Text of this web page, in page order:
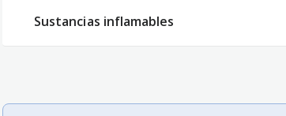
Sustancias inflamables